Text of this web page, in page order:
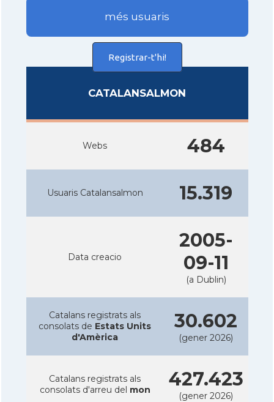
més usuaris
Registrar-t'hi!
CATALANSALMON
Webs 484
Usuaris Catalansalmon 15.319
Data creacio
2005-
09-11
(a Dublin)
Catalans registrats als
consolats de Estats Units
d'Amèrica
30.602
(gener 2026)
Catalans registrats als
consolats d'arreu del mon 427.423
(gener 2026)